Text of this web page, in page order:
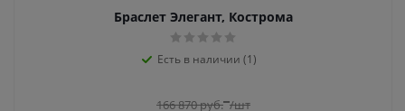
Браслет Элегант, Кострома
Есть в наличии (1)
166 870руб. /шт